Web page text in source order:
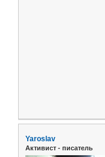
Yaroslav
Активист - писатель